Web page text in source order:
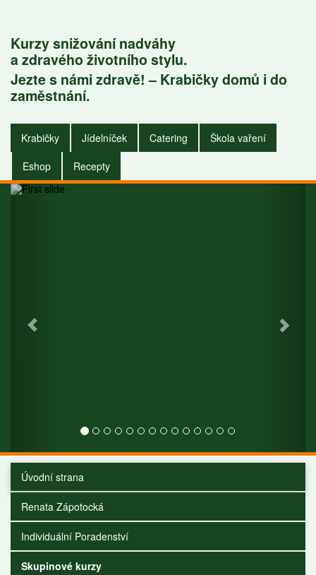
Kurzy snižování nadváhy
a zdravého životního stylu.
Jezte s námi zdravě! – Krabičky domů i do
zaměstnání.
Krabičky Jídelníček Catering
Škola vaření
Eshop
Recepty
do
i do
Úvodní strana
Renata Zápotocká
Individuální Poradenství
Skupinové kurzy